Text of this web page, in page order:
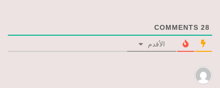
28
الأقدم